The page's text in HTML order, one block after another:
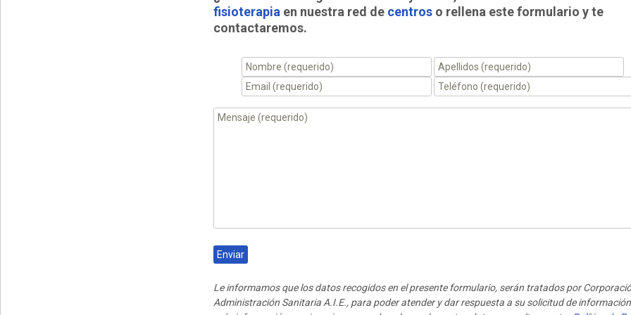
fisioterapia en nuestra red de centros o rellena este formulario y te
contactaremos.
Le informamos que los datos recogidos en el presente formulario, serán tratados por
Administración Sanitaria A.I.E., para poder atender y dar respuesta a su solicitud de